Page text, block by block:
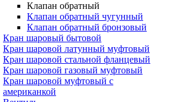
Клапан обратный
Клапан обратный чугунный
Клапан обратный бронзовый
Кран шаровый бытовой
Кран шаровой латунный муфтовый
Кран шаровой стальной фланцевый
Кран шаровой газовый муфтовый
Кран шаровой муфтовый с
американкой